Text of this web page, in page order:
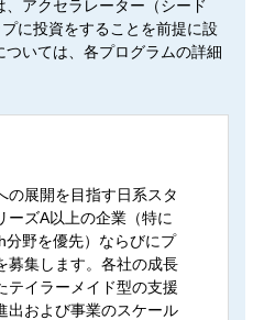
アクセラレーター（シード
に投資をすることを前提に設
いては、各プログラムの詳細
の展開を目指す日系スタ
ーズA以上の企業（特に
分野を優先）ならびにプ
募集します。各社の成長
テイラーメイド型の支援
出および事業のスケール